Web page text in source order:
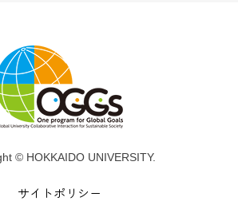
© HOKKAIDO UNIVERSITY.
サイトポリシー